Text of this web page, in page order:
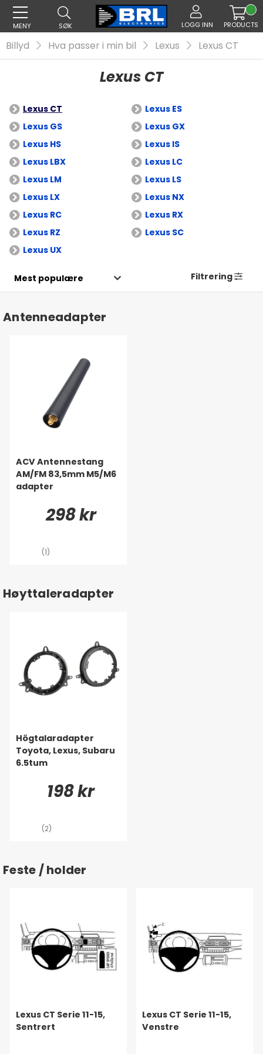
MENY SØK LOGG INN PRODUCTS
Billyd Hva passer i min bil Lexus Lexus CT
Lexus CT
Lexus CT
Lexus ES
Lexus GS
Lexus GX
Lexus HS
Lexus IS
Lexus LBX
Lexus LC
Lexus LM
Lexus LS
Lexus LX
Lexus NX
Lexus RC
Lexus RX
Lexus RZ
Lexus SC
Lexus UX
Filtrering
Antenneadapter
ACV Antennestang
AM/FM 83,5mm M5/M6
adapter
298 kr
(1)
Høyttaleradapter
Högtalaradapter
Toyota, Lexus, Subaru
6.5tum
198 kr
(2)
Feste / holder
Lexus CT Serie 11-15,
Sentrert
Lexus CT Serie 11-15,
Venstre